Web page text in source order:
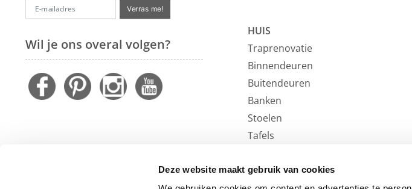
Deze website maakt gebruik van cookies
Verras me!
Wil je ons overal volgen?
HUIS
Traprenovatie
Binnendeuren
Buitendeuren
Banken
Stoelen
Tafels
Vloeren